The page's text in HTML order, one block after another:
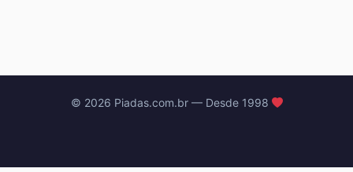
© 2026 Piadas.com.br — Desde 1998